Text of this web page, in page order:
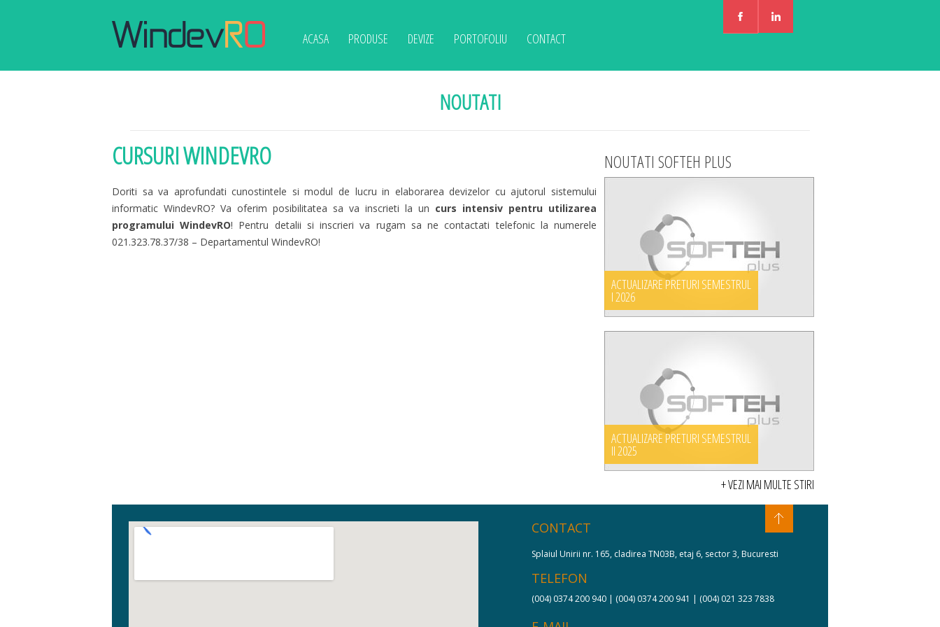
ACASA PRODUSE DEVIZE PORTOFOLIU CONTACT
NOUTATI
CURSURI WINDEVRO
Doriti sa va aprofundati cunostintele si modul de lucru in elaborarea devizelor cu ajutorul sistemului
informatic WindevRO? Va oferim posibilitatea sa va inscrieti la un curs intensiv pentru utilizarea
programului WindevRO! Pentru detalii si inscrieri va rugam sa ne contactati telefonic la numerele
021.323.78.37/38 – Departamentul WindevRO!
NOUTATI SOFTEH PLUS
ACTUALIZARE PRETURI SEMESTRUL
I 2026
ACTUALIZARE PRETURI SEMESTRUL
II 2025
+ VEZI MAI MULTE STIRI
CONTACT
Splaiul Unirii nr. 165, cladirea TN03B, etaj 6, sector 3, Bucuresti
TELEFON
(004) 0374 200 940 | (004) 0374 200 941 | (004) 021 323 7838